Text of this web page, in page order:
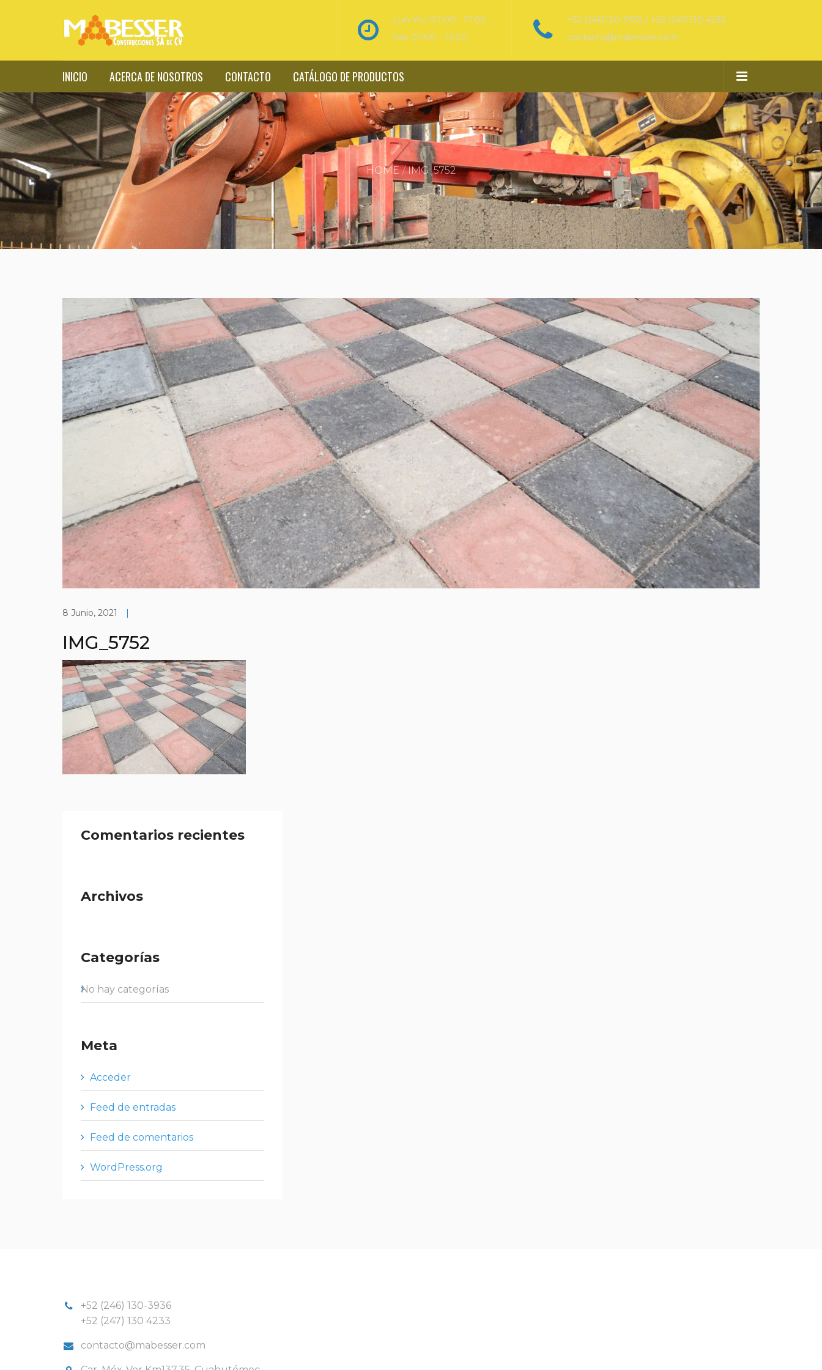
+52 (246)130-3936 / +52 (247)130 4233
contacto@mabesser.com
Lun-Vie: 07:00 - 17:00
Sab 07:00 - 13:00
INICIO ACERCA DE NOSOTROS CONTACTO CATÁLOGO DE PRODUCTOS
HOME IMG_5752
8 Junio, 2021 |
IMG_5752
Comentarios recientes
Archivos
Categorías
No hay categorías
Meta
Acceder
Feed de entradas
Feed de comentarios
WordPress.org
+52 (246) 130-3936
+52 (247) 130 4233
contacto@mabesser.com